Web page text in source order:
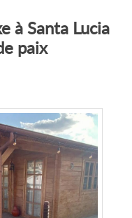
à Santa Lucia
paix